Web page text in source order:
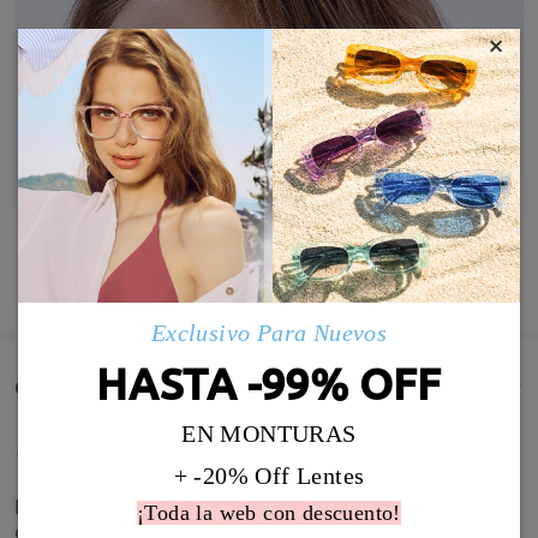
MOSTRAR MÁS
Comentarios de Clientes(56)
Impresionante acabo de recibir mis gafas y estoy
encantada todo super perfecto comentar que son
×
Exclusivo Para Nuevos
HASTA -99% OFF
EN MONTURAS
+ -20% Off Lentes
¡Toda la web con descuento!